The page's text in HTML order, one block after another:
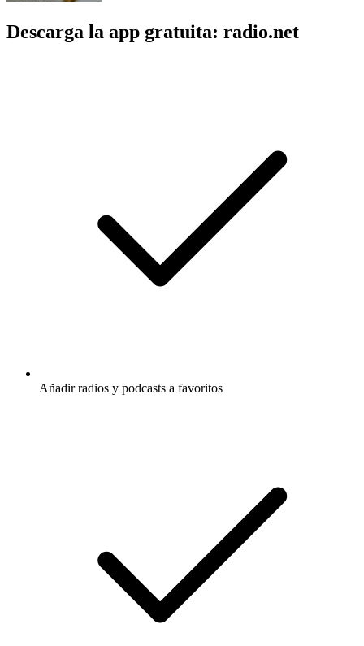
Descarga la app gratuita: radio.net
Añadir radios y podcasts a favoritos